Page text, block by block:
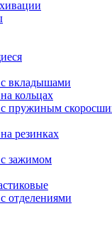
вкладышами
кольцах
пружиным
резинках
зажимом
отделениями